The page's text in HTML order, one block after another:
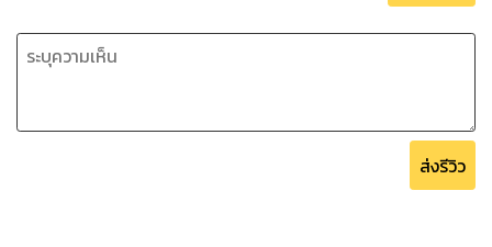
ส่งรีวิว